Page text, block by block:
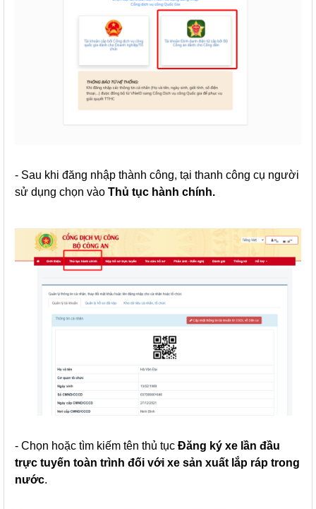
- Sau khi đăng nhập thành công, tại thanh công cụ người
sử dụng chọn vào Thủ tục hành chính.
- Chọn hoặc tìm kiếm tên thủ tục Đăng ký xe lần đầu
trực tuyến toàn trình đối với xe sản xuất lắp ráp trong
nước.